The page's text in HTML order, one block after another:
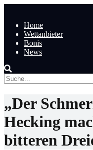
Home
Wettanbieter
Bonis
News
„Der
Hecking
bitteren